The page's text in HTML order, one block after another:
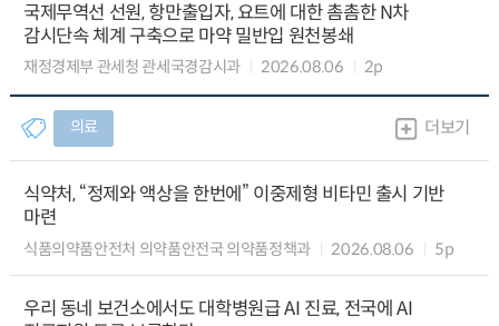
국제무역선 선원, 항만출입자, 요트에 대한 촘촘한 N차
감시단속 체계 구축으로 마약 밀반입 원천봉쇄
재정경제부 관세청 관세국경감시과 2026.08.06 2p
의료 더보기
식약처, “정제와 액상을 한번에” 이중제형 비타민 출시 기반
마련
식품의약품안전처 의약품안전국 의약품정책과 2026.08.06 5p
우리 동네 보건소에서도 대학병원급 AI 진료, 전국에 AI